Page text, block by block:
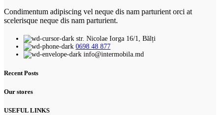
Condimentum adipiscing vel neque dis nam parturient orci at
scelerisque neque dis nam parturient.
str. Nicolae Iorga 16/1, Bălți
0698 48 877
info@intermobila.md
Recent Posts
Our stores
USEFUL LINKS